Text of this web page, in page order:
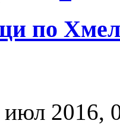
по
июл 2016,